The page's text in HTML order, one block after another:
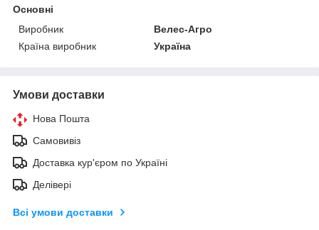
Основні
Виробник
Велес-Агро
Країна виробник
Україна
Умови доставки
Нова Пошта
Самовивіз
Доставка кур'єром по Україні
Делівері
Всі умови доставки